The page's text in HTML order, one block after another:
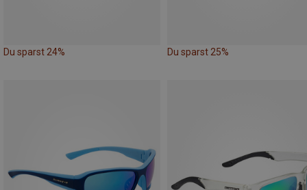
Du sparst 24% Du sparst 25%